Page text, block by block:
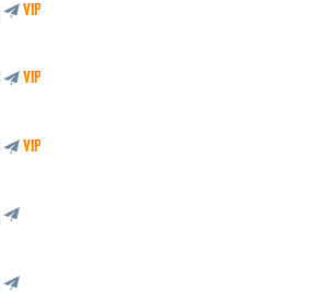
VIP
VIP
VIP